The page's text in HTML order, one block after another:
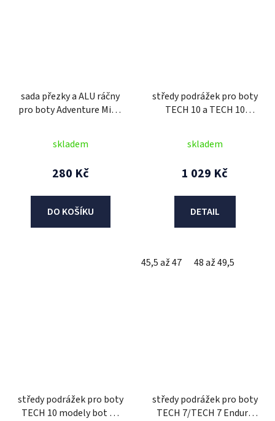
sada přezky a ALU ráčny
pro boty Adventure Mid a
délka přezky 14,5 cm)
skladem
280 Kč
DO KOŠÍKU
středy podrážek pro boty
TECH 10 a TECH 10
skladem
1 029 Kč
DETAIL
45,5 až 47 48 až 49,5
středy podrážek pro boty
TECH 10 modely bot od
středy podrážek pro boty
TECH 7/TECH 7 Enduro